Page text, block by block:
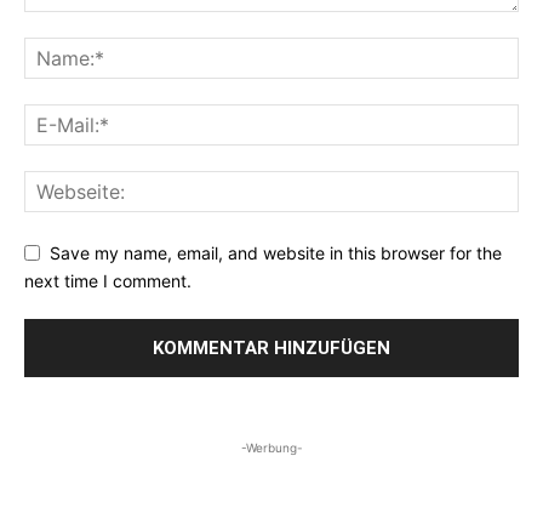
Save my name, email, and website in this browser for the
next time I comment.
-Werbung-